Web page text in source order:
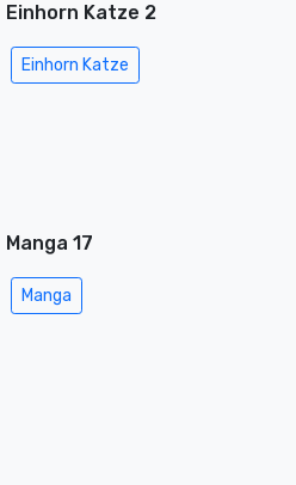
Einhorn Katze 2
Einhorn Katze
Manga 17
Manga